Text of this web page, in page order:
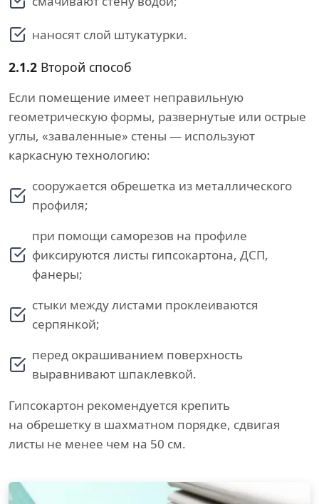
наносят слой штукатурки.
2.1.2 Второй способ
Если помещение имеет неправильную
геометрическую формы, развернутые или острые
углы, «заваленные» стены — используют
каркасную технологию:
сооружается обрешетка из металлического
профиля;
при помощи саморезов на профиле
фиксируются листы гипсокартона, ДСП,
фанеры;
стыки между листами проклеиваются
серпянкой;
перед окрашиванием поверхность
выравнивают шпаклевкой.
Гипсокартон рекомендуется крепить
на обрешетку в шахматном порядке, сдвигая
листы не менее чем на 50 см.